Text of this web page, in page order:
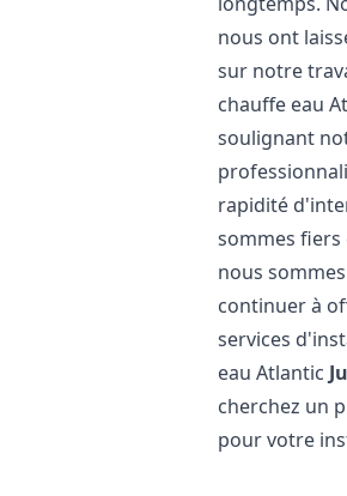
nous ont
sur notre
chauffe eau
soulignant
rapidité
sommes
nous
continuer à
services
eau Atlantic
cherchez un
pour votre